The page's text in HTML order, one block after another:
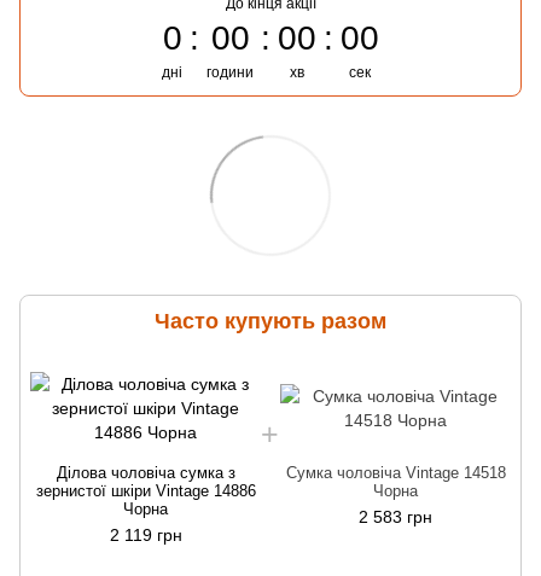
0
дні
00
години
00
хв
00
сек
Часто купують разом
Ділова чоловіча сумка з
зернистої шкіри Vintage 14886
Чорна
2 119 грн
Сумка чоловіча Vintage 14518
Чорна
2 583 грн